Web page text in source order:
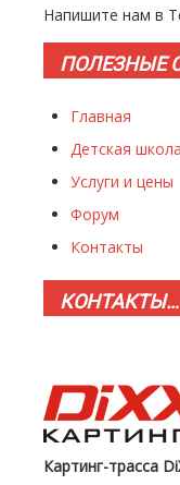
Напишите нам в
ПОЛЕЗНЫЕ
Главная
Детская школа
Услуги и цены
Форум
Контакты
КОНТАКТЫ…
Картинг-трасса